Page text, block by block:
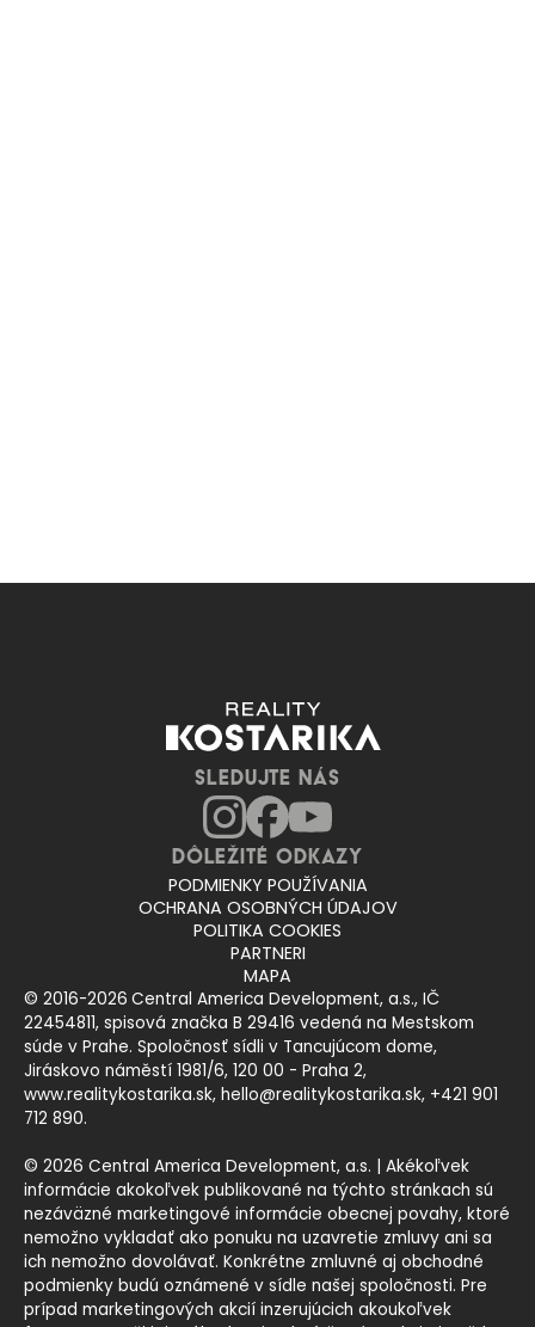
SLEDUJTE NÁS
Dôležité odkazy
PODMIENKY POUŽÍVANIA
OCHRANA OSOBNÝCH ÚDAJOV
POLITIKA COOKIES
PARTNERI
MAPA
© 2016-2026 Central America Development, a.s., IČ
22454811, spisová značka B 29416 vedená na Mestskom
súde v Prahe. Spoločnosť sídli v Tancujúcom dome,
Jiráskovo náměstí 1981/6, 120 00 - Praha 2,
www.realitykostarika.sk, hello@realitykostarika.sk, +421 901
712 890.
© 2026 Central America Development, a.s. | Akékoľvek
informácie akokoľvek publikované na týchto stránkach sú
nezáväzné marketingové informácie obecnej povahy, ktoré
nemožno vykladať ako ponuku na uzavretie zmluvy ani sa
ich nemožno dovolávať. Konkrétne zmluvné aj obchodné
podmienky budú oznámené v sídle našej spoločnosti. Pre
prípad marketingových akcií inzerujúcich akoukoľvek